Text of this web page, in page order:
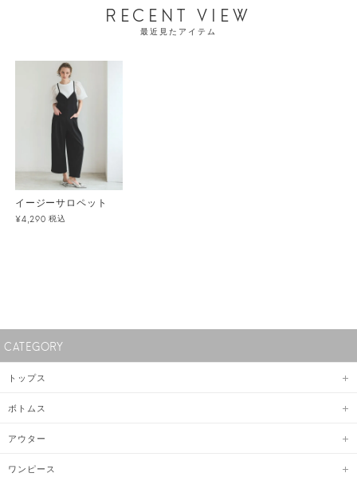
RECENT VIEW
最近見たアイテム
イージーサロペット
¥4,290 税込
CATEGORY
トップス
ボトムス
アウター
ワンピース